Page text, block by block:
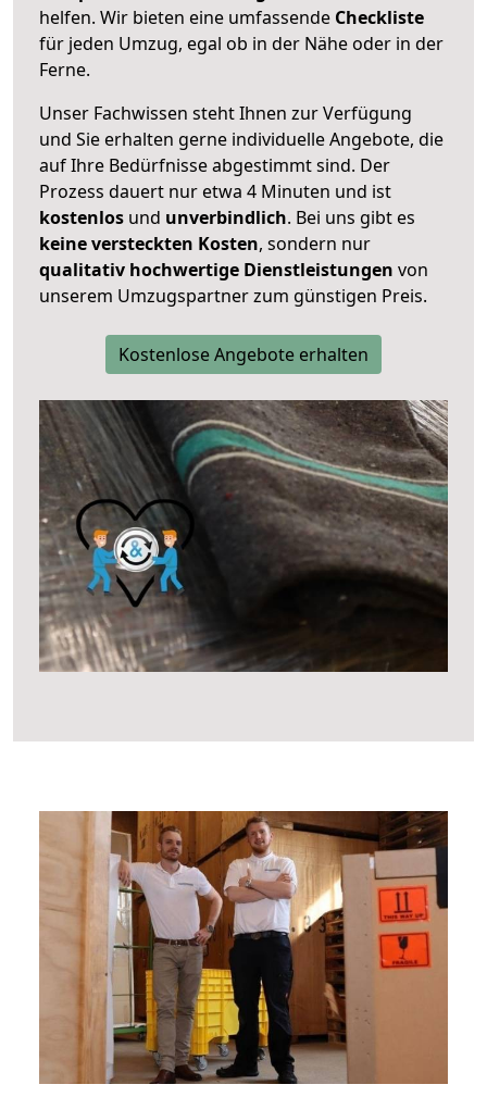
helfen. Wir bieten eine umfassende Checkliste
für jeden Umzug, egal ob in der Nähe oder in der
Ferne.
Unser Fachwissen steht Ihnen zur Verfügung
und Sie erhalten gerne individuelle Angebote, die
auf Ihre Bedürfnisse abgestimmt sind. Der
Prozess dauert nur etwa 4 Minuten und ist
kostenlos und unverbindlich. Bei uns gibt es
keine versteckten Kosten, sondern nur
qualitativ hochwertige Dienstleistungen von
unserem Umzugspartner zum günstigen Preis.
Kostenlose Angebote erhalten